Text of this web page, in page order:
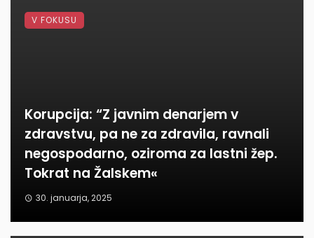
Korupcija: “Z javnim denarjem v
zdravstvu, pa ne za zdravila, ravnali
negospodarno, oziroma za lastni žep.
Tokrat na Žalskem«
30. januarja, 2025
V FOKUSU